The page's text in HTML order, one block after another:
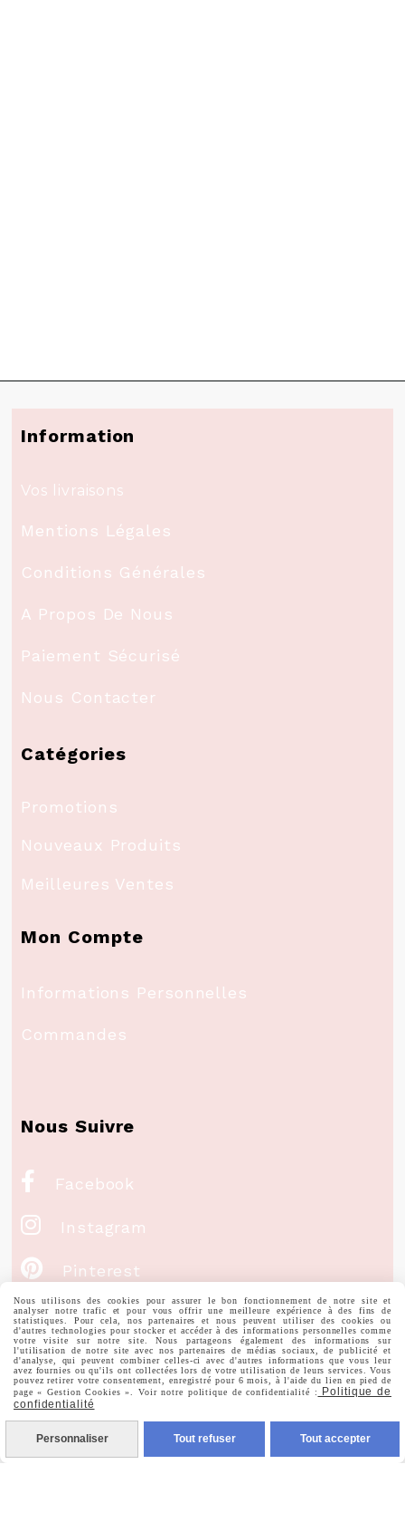
Information
Vos livraisons
Mentions Légales
Conditions Générales
A Propos De Nous
Paiement Sécurisé
Nous Contacter
Catégories
Promotions
Nouveaux Produits
Meilleures Ventes
Mon Compte
Informations Personnelles
Commandes
Nous Suivre
 Facebook
 Instagram
 Pinterest
 Youtube
Votre Email
Prénom
Nous utilisons des cookies pour assurer le bon fonctionnement de notre site et
analyser notre trafic et pour vous offrir une meilleure expérience à des fins de
statistiques. Pour cela, nos partenaires et nous peuvent utiliser des cookies ou
d'autres technologies pour stocker et accéder à des informations personnelles comme
votre visite sur notre site. Nous partageons également des informations sur
l'utilisation de notre site avec nos partenaires de médias sociaux, de publicité et
d'analyse, qui peuvent combiner celles-ci avec d'autres informations que vous leur
avez fournies ou qu'ils ont collectées lors de votre utilisation de leurs services. Vous
pouvez retirer votre consentement, enregistré pour 6 mois, à l'aide du lien en pied de
page « Gestion Cookies ». Voir notre politique de confidentialité :
Politique de
confidentialité
Personnaliser Tout refuser Tout accepter